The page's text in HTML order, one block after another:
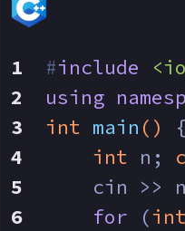
#include
using
int main ()
{
int n;
cin >>
for (int